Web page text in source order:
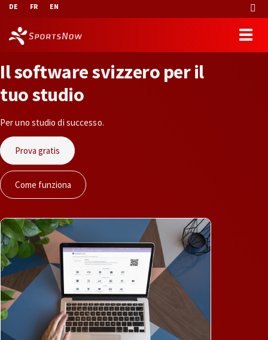
DE FR EN
Ilsoftwaresvizzero per il
tuostudio
Per uno studio di successo.
Prova gratis
Come funziona